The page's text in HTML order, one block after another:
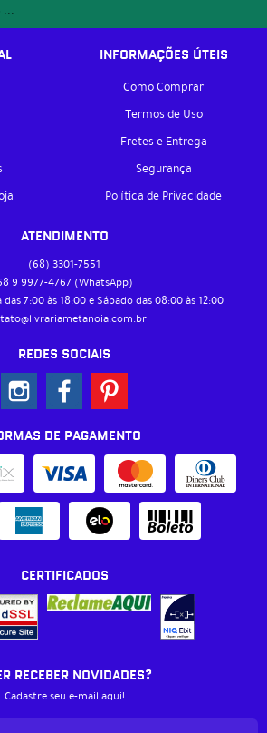
...
INFORMAÇÕES ÚTEIS
Como Comprar
Termos de Uso
Fretes e Entrega
Segurança
Política de Privacidade
ATENDIMENTO
(68) 3301-7551
9 9977-4767 (WhatsApp)
7:00 às 18:00 e Sábado das 08:00 às 12:00
REDES SOCIAIS
DE PAGAMENTO
CERTIFICADOS
RECEBER NOVIDADES?
Cadastre seu e-mail aqui!